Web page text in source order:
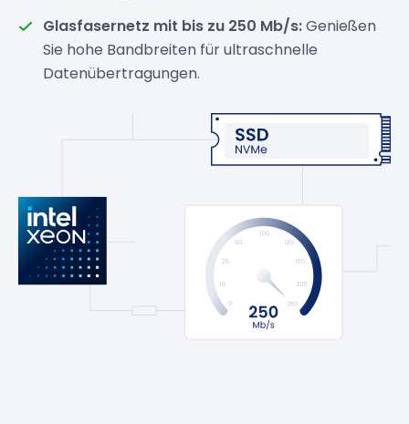
Glasfasernetz mit bis zu 250 Mb/s:Genießen
Sie hohe Bandbreiten für ultraschnelle
Datenübertragungen.